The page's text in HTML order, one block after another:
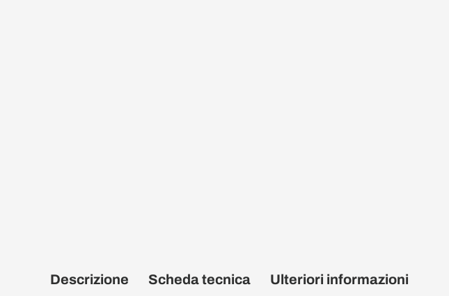
Descrizione Scheda tecnica Ulteriori informazioni